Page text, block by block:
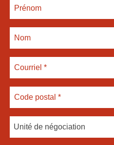
Unité de négociation